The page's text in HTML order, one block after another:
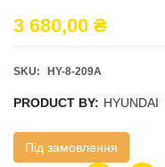
3 680,00 ₴
SKU: HY-8-209A
PRODUCT BY: HYUNDAI
Під замовлення